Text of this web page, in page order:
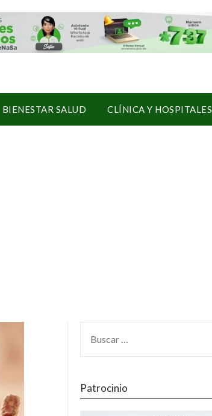
BIENESTAR SALUD CLÍNICA Y HOSPITALES
Patrocinio